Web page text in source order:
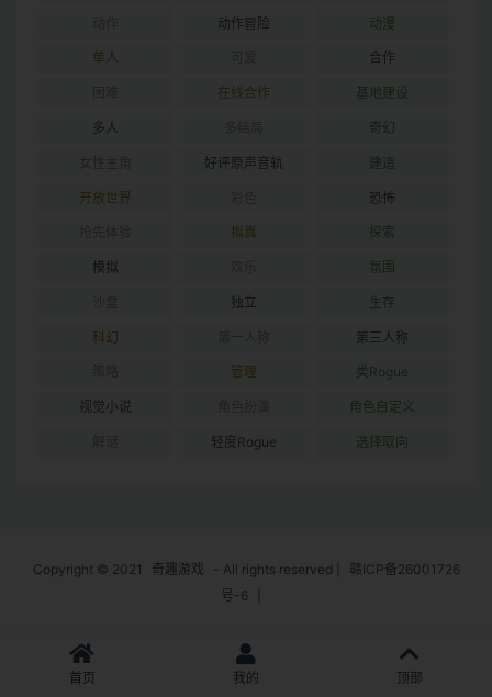
动作冒险 动漫
单人 合作
在线合作 基地建设
多人 奇幻
好评原声音轨 建造
开放世界 恐怖
拟真 探索
模拟 氛围
独立 生存
科幻 第三人称
管理 类Rogue
视觉小说 角色自定义
轻度Rogue 选择取向
Copyright © 2021 奇趣游戏 - All rights reserved
赣ICP备26001726
号-6
首页 我的 顶部